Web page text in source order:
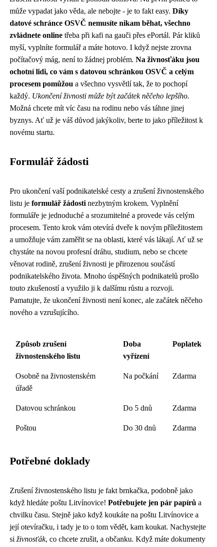
může vypadat jako věda, ale nebojte - je to fakt easy. Díky
datové schránce OSVČ nemusíte nikam běhat, všechno
zvládnete online třeba při kafi na gauči přes ePortál. Pár kliků
myší, vyplníte formulář a máte hotovo. I když nejste zrovna
počítačový mág, není to žádnej problém. Na živnosťáku jsou
ochotní lidi, co vám s datovou schránkou OSVČ a celým
procesem pomůžou a všechno vysvětlí tak, že to pochopí
každý. Ukončení živnosti může být začátek něčeho lepšího.
Možná chcete mít víc času na rodinu nebo vás táhne jinej
byznys. Ať už je váš důvod jakýkoliv, berte to jako příležitost k
novému startu.
Formulář žádosti
Pro ukončení vaší podnikatelské cesty a zrušení živnostenského
listu je formulář žádosti nezbytným krokem. Vyplnění
formuláře je jednoduché a srozumitelné a provede vás celým
procesem. Tento krok vám otevírá dveře k novým příležitostem
a umožňuje vám zaměřit se na oblasti, které vás lákají. Ať už se
chystáte na novou profesní dráhu, studium, nebo se chcete
věnovat rodině, zrušení živnosti je přirozenou součástí
podnikatelského života. Mnoho úspěšných podnikatelů prošlo
touto zkušeností a využilo ji k dalšímu růstu a rozvoji.
Pamatujte, že ukončení živnosti není konec, ale začátek něčeho
nového a vzrušujícího.
Způsob zrušení
živnostenského listu
Doba
vyřízení
Poplatek
Osobně na živnostenském
úřadě
Na počkání Zdarma
Datovou schránkou Do 5 dnů Zdarma
Poštou Do 30 dnů Zdarma
Potřebné doklady
Zrušení živnostenského listu je fakt brnkačka, podobně jako
když hledáte poštu Litvínovice! Potřebujete jen pár papírů a
chvilku času. Stejně jako když koukáte na poštu Litvínovice a
její otevíračku, i tady je to o tom vědět, kam koukat. Nachystejte
si živnosťák, co chcete zrušit, a občanku. Když máte dokumenty